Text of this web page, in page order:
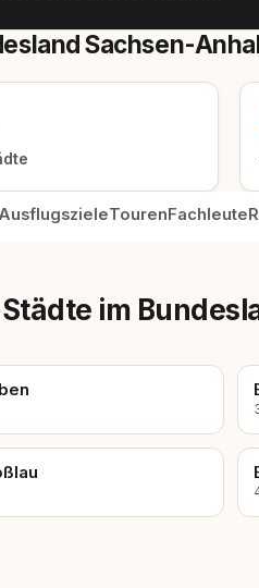
Sachsen-
AusflugszieleTourenFachleute
im